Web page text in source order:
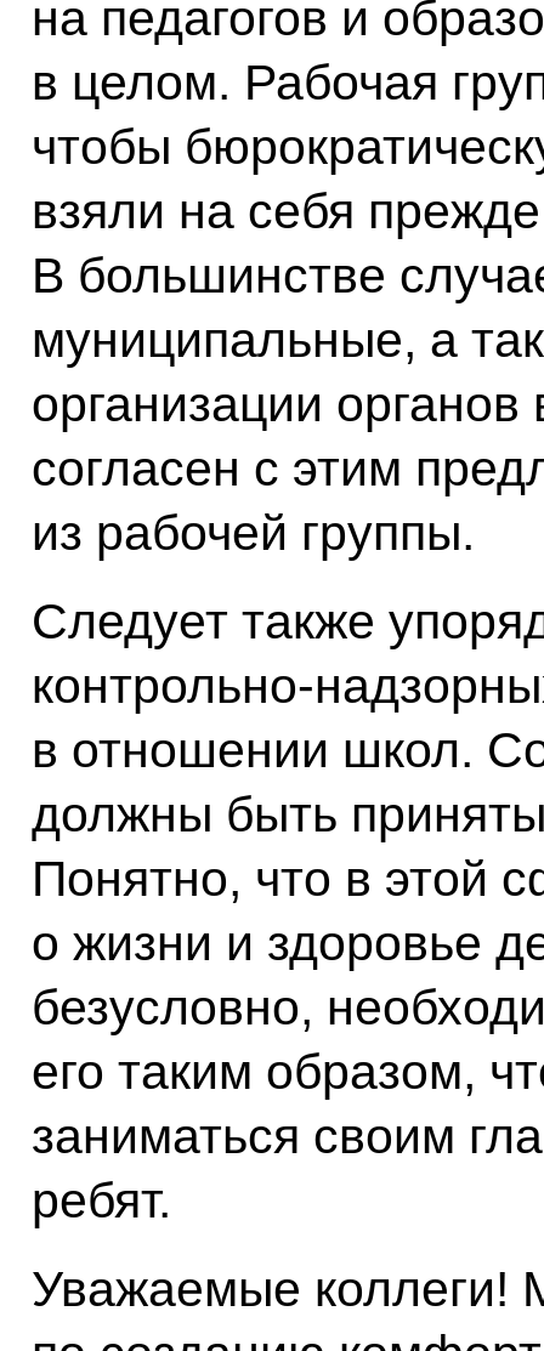
на педагогов и
в целом. Рабочая
чтобы
взяли на себя
В большинстве
муниципальные, а
организации
согласен с этим
из рабочей группы.
Следует также
контрольно-
в отношении школ.
должны быть
Понятно, что в этой
о жизни и здоровье
безусловно,
его таким образом,
заниматься своим
ребят.
Уважаемые коллеги!